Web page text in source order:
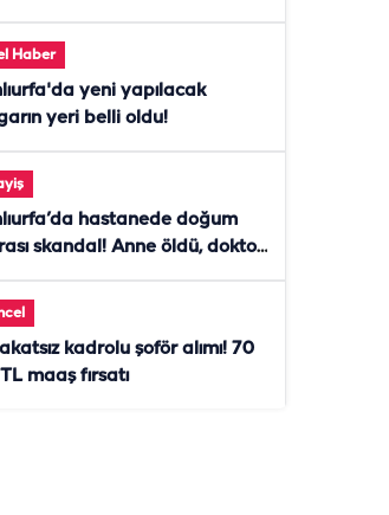
Haber
yeni yapılacak
yeri belli oldu!
hastanede doğum
skandal! Anne öldü, doktor
kadrolu şoför alımı! 70
maaş fırsatı